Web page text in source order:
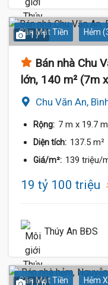
Gần Mặt Tiền Hẻm
1 / 1
Bán nhà Chu
lớn, 140 m² (7m
Chu Văn An,
Rộng: 7 m x 19.7 m
Diện tích: 137.5 m²
Giá/m²: 139 triệu/
19 tỷ 100 triệu
Thúy An BĐS
Gần Mặt Tiền Hẻm